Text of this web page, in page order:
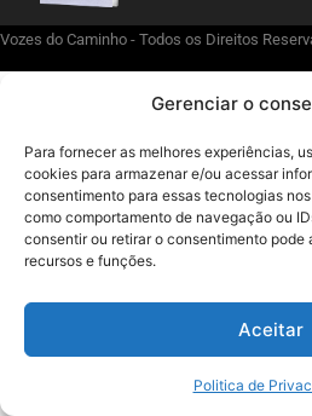
Gerenciar o
Para fornecer as melhores experiências,
cookies para armazenar e/ou acessar
consentimento para essas tecnologias
como comportamento de navegação ou
consentir ou retirar o consentimento
recursos e funções.
Aceitar
Politica de
Vozes do Caminho - Todos os Direitos